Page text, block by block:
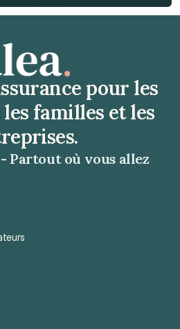
gratuit
pour les
familles et les
Partout où vous allez